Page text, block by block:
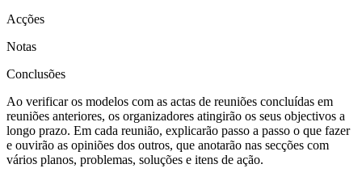
Acções
Notas
Conclusões
Ao verificar os modelos com as actas de reuniões concluídas em
reuniões anteriores, os organizadores atingirão os seus objectivos a
longo prazo. Em cada reunião, explicarão passo a passo o que fazer
e ouvirão as opiniões dos outros, que anotarão nas secções com
vários planos, problemas, soluções e itens de ação.